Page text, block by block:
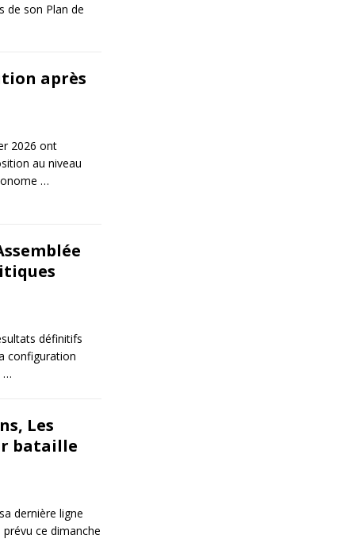
de son Plan de
après
2026 ont
au niveau
…
définitifs
configuration
…
Les
bataille
dernière ligne
ce dimanche